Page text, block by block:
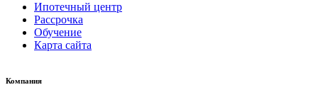
Ипотечный центр
Рассрочка
Обучение
Карта сайта
Компания